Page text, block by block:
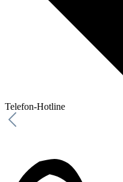
Telefon-Hotline